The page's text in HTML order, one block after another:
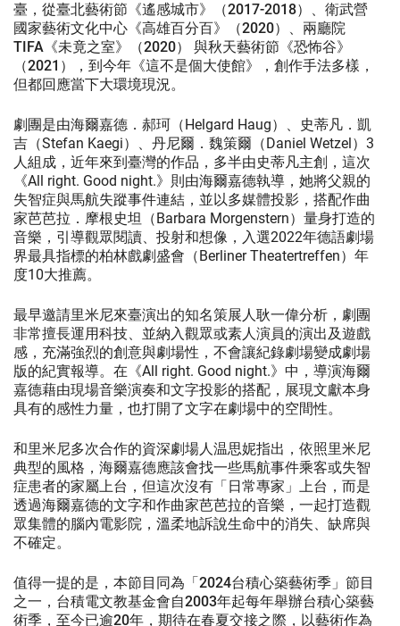
臺，從臺北藝術節《遙感城市》（2017-2018）、衛武營
國家藝術文化中心《高雄百分百》（2020）、兩廳院
TIFA《未竟之室》（2020） 與秋天藝術節《恐怖谷》
（2021），到今年《這不是個大使館》，創作手法多樣，
但都回應當下大環境現況。
劇團是由海爾嘉德．郝珂（Helgard Haug）、史蒂凡．凱
吉（Stefan Kaegi）、丹尼爾．魏策爾（Daniel Wetzel）3
人組成，近年來到臺灣的作品，多半由史蒂凡主創，這次
《All right. Good night.》則由海爾嘉德執導，她將父親的
失智症與馬航失蹤事件連結，並以多媒體投影，搭配作曲
家芭芭拉．摩根史坦（Barbara Morgenstern）量身打造的
音樂，引導觀眾閱讀、投射和想像，入選2022年德語劇場
界最具指標的柏林戲劇盛會（Berliner Theatertreffen）年
度10大推薦。
最早邀請里米尼來臺演出的知名策展人耿一偉分析，劇團
非常擅長運用科技、並納入觀眾或素人演員的演出及遊戲
感，充滿強烈的創意與劇場性，不會讓紀錄劇場變成劇場
版的紀實報導。在《All right. Good night.》中，導演海爾
嘉德藉由現場音樂演奏和文字投影的搭配，展現文獻本身
具有的感性力量，也打開了文字在劇場中的空間性。
和里米尼多次合作的資深劇場人温思妮指出，依照里米尼
典型的風格，海爾嘉德應該會找一些馬航事件乘客或失智
症患者的家屬上台，但這次沒有「日常專家」上台，而是
透過海爾嘉德的文字和作曲家芭芭拉的音樂，一起打造觀
眾集體的腦內電影院，溫柔地訴說生命中的消失、缺席與
不確定。
值得一提的是，本節目同為「2024台積心築藝術季」節目
之一，台積電文教基金會自2003年起每年舉辦台積心築藝
術季，至今已逾20年，期待在春夏交接之際，以藝術作為